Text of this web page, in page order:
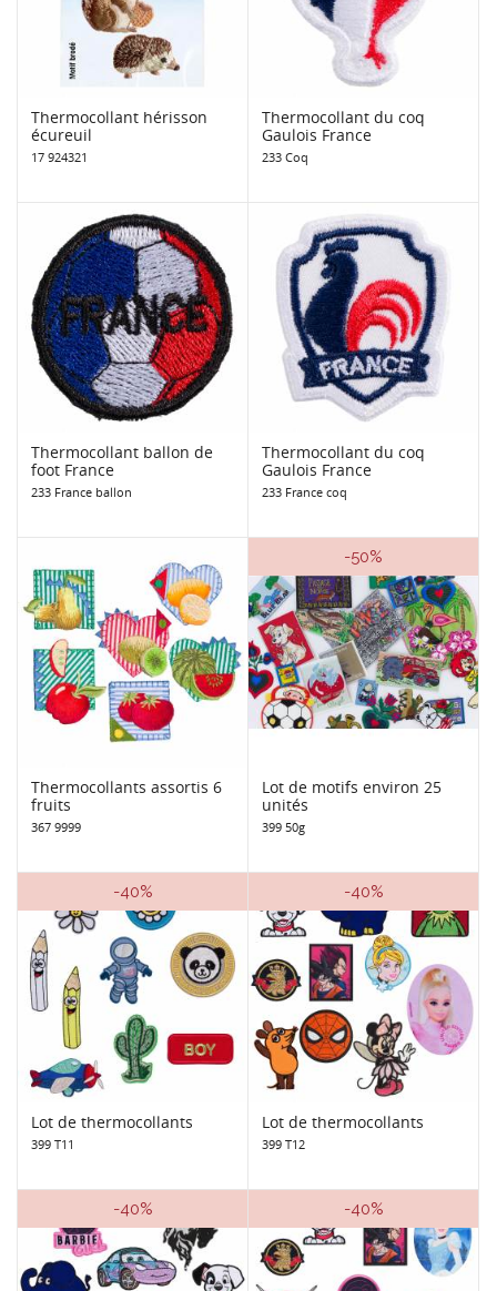
Thermocollant hérisson
écureuil
17 924321
Thermocollant du coq
Gaulois France
233 Coq
Thermocollant ballon de
foot France
233 France ballon
Thermocollant du coq
Gaulois France
233 France coq
Thermocollants assortis 6
fruits
367 9999
-50%
Lot de motifs environ 25
unités
399 50g
-40%
Lot de thermocollants
399 T11
-40%
Lot de thermocollants
399 T12
-40% -40%